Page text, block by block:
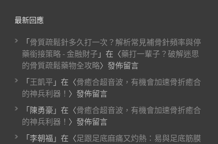
最新回應
「 骨質疏鬆針多久打一次？解析常見補骨針頻率與停
藥銜接策略 - 金融財子 」在〈藥打一輩子？破解迷思
的骨質疏鬆藥物全攻略〉發佈留言
「 王凱平 」在〈骨癒合超音波，有機會加速骨折癒合
的神兵利器！ 〉發佈留言
「 陳勇豪 」在〈骨癒合超音波，有機會加速骨折癒合
的神兵利器！ 〉發佈留言
「 李朝福 」在〈足跟足底麻痛又灼熱：易與足底筋膜